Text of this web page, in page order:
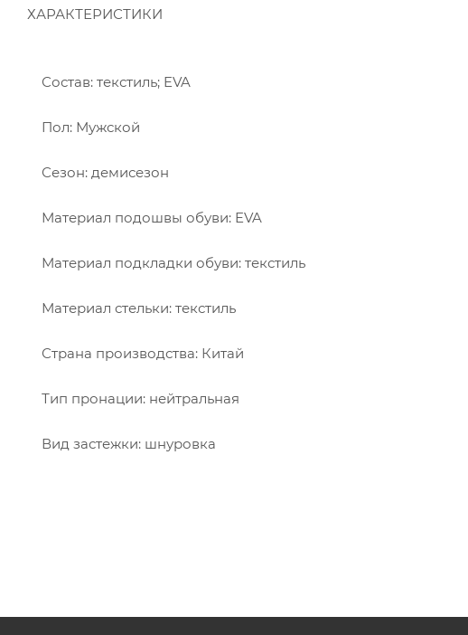
ХАРАКТЕРИСТИКИ
Состав: текстиль; EVA
Пол: Мужской
Сезон: демисезон
Материал подошвы обуви: EVA
Материал подкладки обуви: текстиль
Материал стельки: текстиль
Страна производства: Китай
Тип пронации: нейтральная
Вид застежки: шнуровка